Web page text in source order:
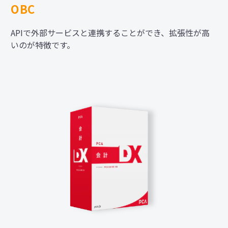
OBC
APIで外部サービスと連携することができ、拡張性が高
いのが特徴です。